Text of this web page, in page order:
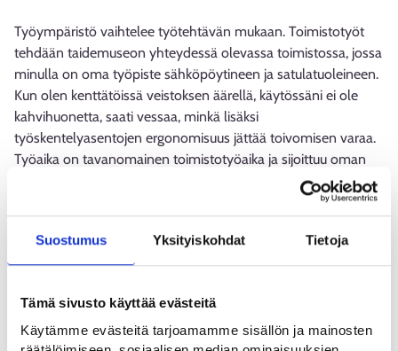
Suostumus Yksityiskohdat Tietoja
Tämä sivusto käyttää evästeitä
Käytämme evästeitä tarjoamamme sisällön ja mainosten
Työympäristö vaihtelee työtehtävän mukaan. Toimistotyöt
tehdään taidemuseon yhteydessä olevassa toimistossa, jossa
minulla on oma työpiste sähköpöytineen ja satulatuoleineen.
Kun olen kenttätöissä veistoksen äärellä, käytössäni ei ole
kahvihuonetta, saati vessaa, minkä lisäksi
työskentelyasentojen ergonomisuus jättää toivomisen varaa.
Työaika on tavanomainen toimistotyöaika ja sijoittuu oman
mieltymykseni mukaan kello 7 ja 18 välille. Harvinaisen
poikkeuksen tähän tekevät akuutit, esimerkiksi teoksen
metrorata-alueella olevien taideteosten huoltotehtävät, jotka
hoidetaan aina yöaikaan.
Millaista osaamista tai ominaisuuksia
ammatissa vaaditaan?